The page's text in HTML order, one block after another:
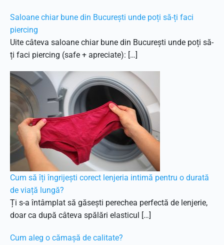
Saloane chiar bune din București unde poți să-ți faci
piercing
Uite câteva saloane chiar bune din București unde poți să-
ți faci piercing (safe + apreciate): […]
Cum să îți îngrijești corect lenjeria intimă pentru o durată
de viață lungă?
Ți s-a întâmplat să găsești perechea perfectă de lenjerie,
doar ca după câteva spălări elasticul […]
Cum aleg o cămașă de calitate?